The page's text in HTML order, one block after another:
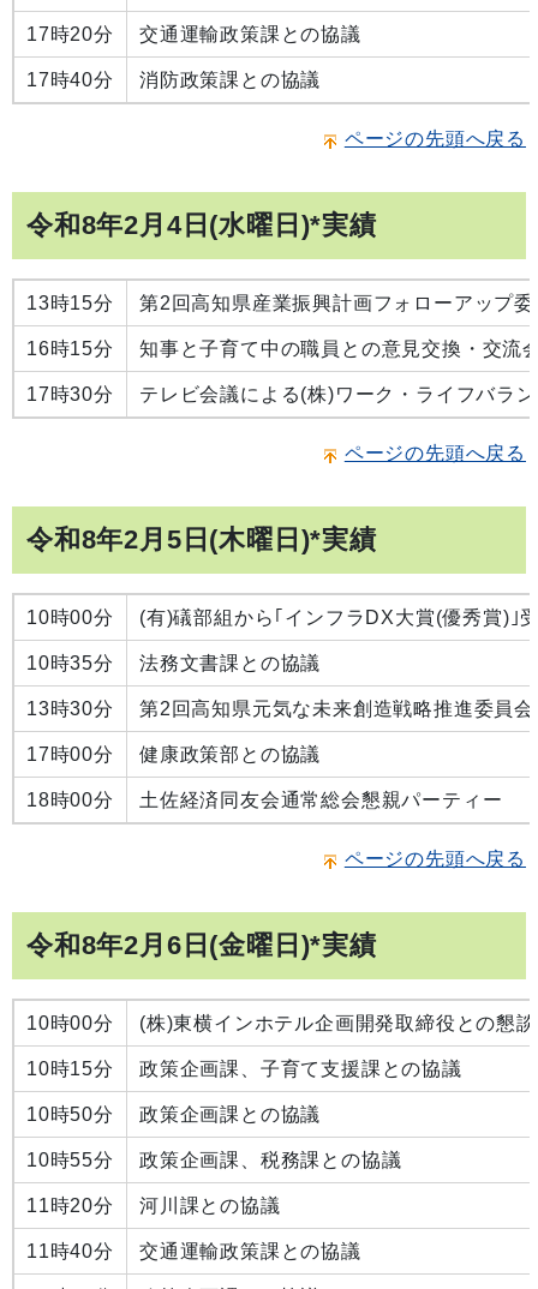
17時20分 交通運輸政策課との協議
17時40分 消防政策課との協議
ページの先頭へ戻る
令和8年2月4日(水曜日)*実績
13時15分 第2回高知県産業振興計画フォローアップ
16時15分 知事と子育て中の職員との意見交換・交流
17時30分 テレビ会議による(株)ワーク・ライフバラ
ページの先頭へ戻る
令和8年2月5日(木曜日)*実績
10時00分 (有)礒部組から｢インフラDX大賞(優秀賞)｣
10時35分 法務文書課との協議
13時30分 第2回高知県元気な未来創造戦略推進委員会
17時00分 健康政策部との協議
18時00分 土佐経済同友会通常総会懇親パーティー
ページの先頭へ戻る
令和8年2月6日(金曜日)*実績
10時00分 (株)東横インホテル企画開発取締役との懇談
10時15分 政策企画課、子育て支援課との協議
10時50分 政策企画課との協議
10時55分 政策企画課、税務課との協議
11時20分 河川課との協議
11時40分 交通運輸政策課との協議